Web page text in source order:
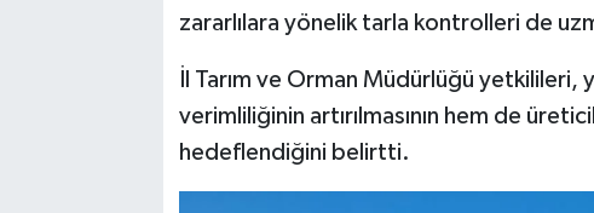
zararlılara yönelik tarla kontrolleri de
İl Tarım ve Orman Müdürlüğü yetkilileri,
verimliliğinin artırılmasının hem de
hedeflendiğini belirtti.